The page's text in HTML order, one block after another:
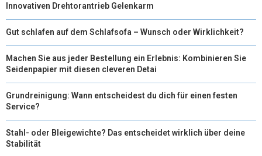
Innovativen Drehtorantrieb Gelenkarm
Gut schlafen auf dem Schlafsofa – Wunsch oder Wirklichkeit?
Machen Sie aus jeder Bestellung ein Erlebnis: Kombinieren Sie
Seidenpapier mit diesen cleveren Detai
Grundreinigung: Wann entscheidest du dich für einen festen
Service?
Stahl- oder Bleigewichte? Das entscheidet wirklich über deine
Stabilität